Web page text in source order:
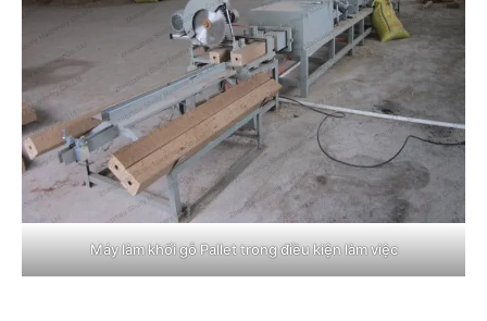
Máy làm khối gỗ Pallet trong điều kiện làm việc